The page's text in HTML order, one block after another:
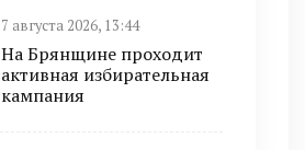
7 августа 2026, 13:44
На Брянщине проходит
активная избирательная
кампания